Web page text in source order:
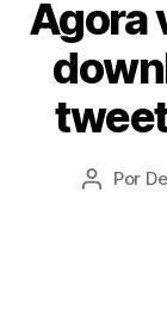
Agora
Autor
Por